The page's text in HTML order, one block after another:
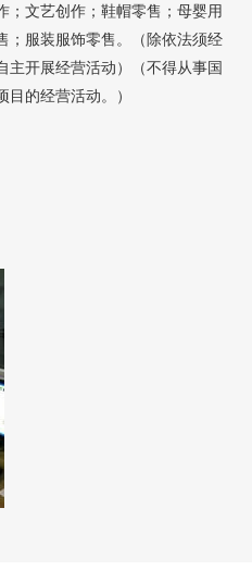
；文艺创作；鞋帽零售；母婴用
；服装服饰零售。（除依法须经
主开展经营活动）（不得从事国
的经营活动。）